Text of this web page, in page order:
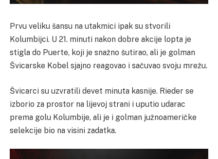
Prvu veliku šansu na utakmici ipak su stvorili
Kolumbijci. U 21. minuti nakon dobre akcije lopta je
stigla do Puerte, koji je snažno šutirao, ali je golman
Švicarske Kobel sjajno reagovao i sačuvao svoju mrežu.
Švicarci su uzvratili devet minuta kasnije. Rieder se
izborio za prostor na lijevoj strani i uputio udarac
prema golu Kolumbije, ali je i golman južnoameričke
selekcije bio na visini zadatka.